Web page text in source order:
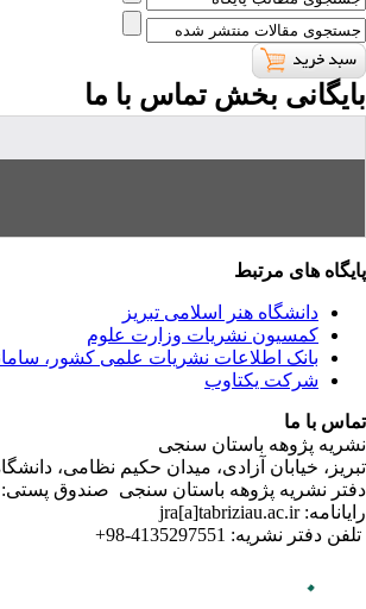
بایگانی بخش تماس با ما
پایگاه های مرتبط
دانشگاه هنر اسلامی تبریز
کمسیون نشریات وزارت علوم
بانک اطلاعات نشریات علمی کشور،
شرکت یکتاوب
تماس با ما
نشریه پژوهه باستان سنجی
تبریز، خیابان آزادی، میدان حکیم نظامی،
دفتر نشریه پژوهه­ باستان­ سنجی صندوق پستی: 4567-51385، کد پستی:5164736931
رایانامه: jra[a]tabriziau.ac.ir
تلفن دفتر نشریه: 4135297551-98+